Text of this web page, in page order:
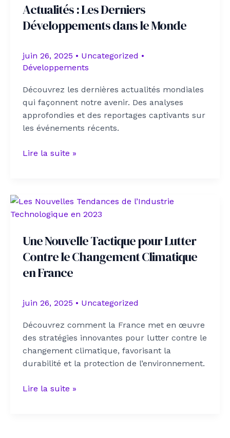
pluie
bienfaisante
Actualités : Les Derniers
Développements dans le Monde
juin 26, 2025 • Uncategorized •
Développements
Découvrez les dernières actualités mondiales
qui façonnent notre avenir. Des analyses
approfondies et des reportages captivants sur
les événements récents.
Actualités
Développements
dans
Monde
Lire la suite »
Une Nouvelle Tactique pour Lutter
Contre le Changement Climatique
en France
juin 26, 2025 • Uncategorized
Découvrez comment la France met en œuvre
des stratégies innovantes pour lutter contre le
changement climatique, favorisant la
durabilité et la protection de l’environnement.
Une
Lire la suite »